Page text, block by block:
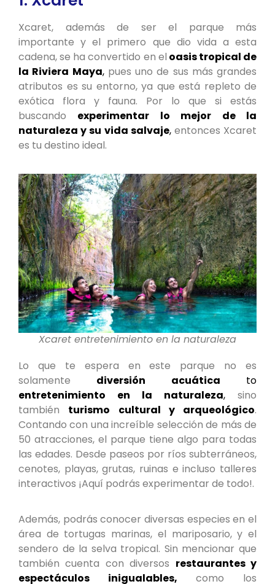
Xcaret, además de ser el parque más
importante y el primero que dio vida a esta
cadena, se ha convertido en el oasis tropical de
la Riviera Maya,pues uno de sus más grandes
atributos es su entorno, ya que está repleto de
exótica flora y fauna. Por lo que si estás
buscando experimentar lo mejor de la
naturaleza y su vida salvaje,entonces Xcaret
es tu destino ideal.
Xcaret entretenimiento en la naturaleza
Lo que te espera en este parque no es
solamente diversión acuática to
entretenimiento en la naturaleza, sino
también turismo cultural y arqueológico.
Contando con una increíble selección de más de
50 atracciones, el parque tiene algo para todas
las edades. Desde paseos por ríos subterráneos,
cenotes, playas, grutas, ruinas e incluso talleres
interactivos ¡Aquí podrás experimentar de todo!.
Además, podrás conocer diversas especies en el
área de tortugas marinas, el mariposario, y el
sendero de la selva tropical. Sin mencionar que
también cuenta con diversos restaurantes y
espectáculos inigualables, como los